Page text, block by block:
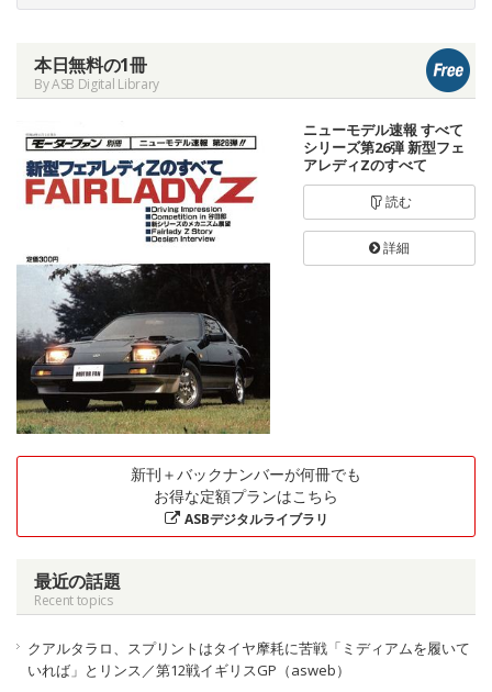
本日無料の1冊
By ASB Digital Library
ニューモデル速報 すべて
シリーズ第26弾 新型フェ
アレディZのすべて
読む
詳細
新刊＋バックナンバーが何冊でも
お得な定額プランはこちら
ASBデジタルライブラリ
最近の話題
Recent topics
クアルタラロ、スプリントはタイヤ摩耗に苦戦「ミディアムを履いて
いれば」とリンス／第12戦イギリスGP（asweb）